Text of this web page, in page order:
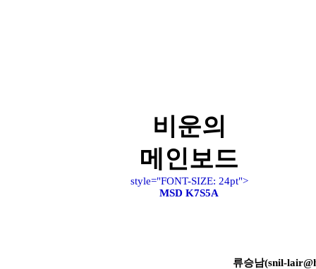
비운의
메인보드
style="FONT-SIZE: 24pt">
MSD K7S5A
류승남(snil-